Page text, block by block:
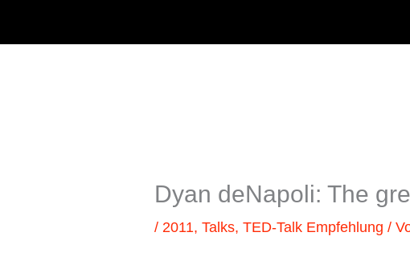
Dyan deNapoli: The
/2011,Talks,TED-Talk Empfehlung /